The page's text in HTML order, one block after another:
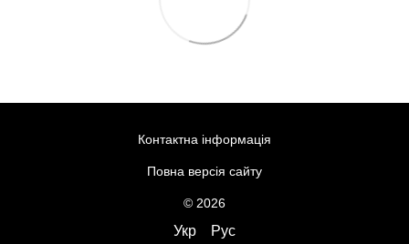
Контактна інформація
Повна версія сайту
© 2026
Укр Рус